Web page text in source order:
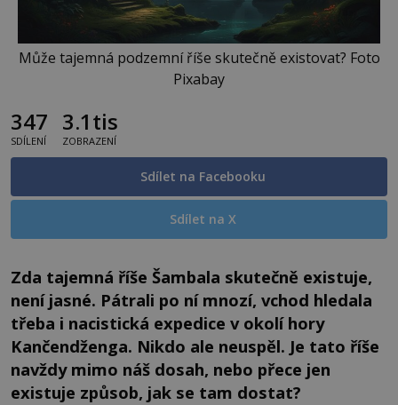
Může tajemná podzemní říše skutečně existovat? Foto
Pixabay
347
SDÍLENÍ
3.1tis
ZOBRAZENÍ
Sdílet na Facebooku
Sdílet na X
Zda tajemná říše Šambala skutečně existuje,
není jasné. Pátrali po ní mnozí, vchod hledala
třeba i nacistická expedice v okolí hory
Kančendženga. Nikdo ale neuspěl. Je tato říše
navždy mimo náš dosah, nebo přece jen
existuje způsob, jak se tam dostat?